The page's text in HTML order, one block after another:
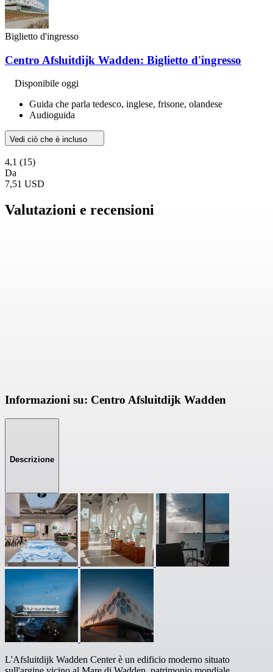
Biglietto d'ingresso
Centro Afsluitdijk Wadden: Biglietto d'ingresso
Disponibile oggi
Guida che parla tedesco, inglese, frisone, olandese
Audioguida
Vedi ciò che è incluso
4,1 (15)
Da
7,51 USD
Valutazioni e recensioni
Informazioni su: Centro Afsluitdijk Wadden
Descrizione
L'Afsluitdijk Wadden Center è un edificio moderno situato